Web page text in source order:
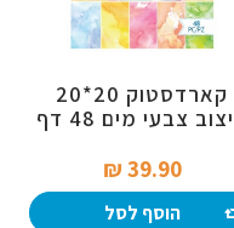
קארדסטוק 20*20
צבעי מים 48 דף
39.90 ₪‎
הוסף לסל